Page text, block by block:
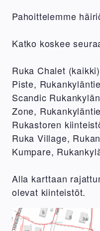
Pahoittelemme
Katko koskee
Ruka Chalet
Piste,
Scandic
Zone,
Rukastoren
Ruka Village,
Kumpare,
Alla karttaan
olevat kiinteistöt.